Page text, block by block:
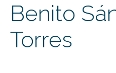
Benito
Torres